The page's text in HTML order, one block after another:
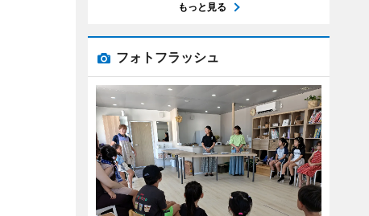
もっと見る
フォトフラッシュ